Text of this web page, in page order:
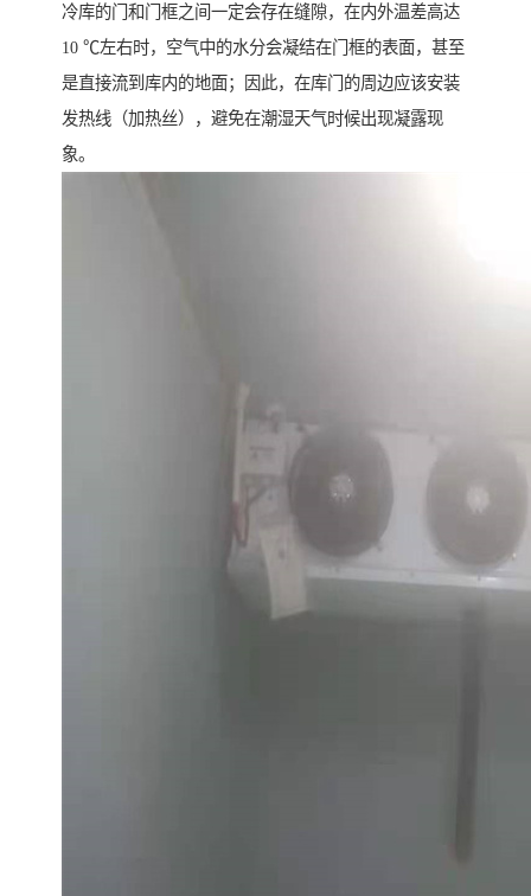
冷库的门和门框之间一定会存在缝隙，在内外温差高达
10 ℃左右时，空气中的水分会凝结在门框的表面，甚至
是直接流到库内的地面；因此，在库门的周边应该安装
发热线（加热丝），避免在潮湿天气时候出现凝露现
象。